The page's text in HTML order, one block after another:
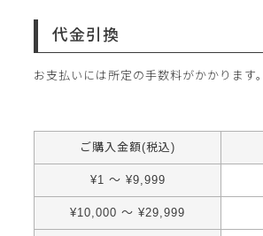
代金引換
お支払いには所定の手数料がかかります。
ご購入金額(税込)
¥1 ～ ¥9,999
¥10,000 ～ ¥29,999